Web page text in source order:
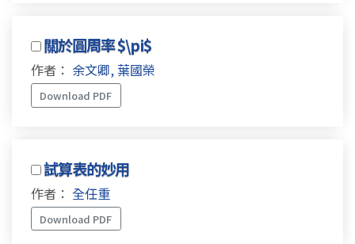
關於圓周率 $\pi$
作者： 余文卿, 葉國榮
Download PDF
試算表的妙用
作者： 全任重
Download PDF